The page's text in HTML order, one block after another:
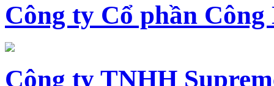
Công ty Cổ phần Công
Công ty TNHH